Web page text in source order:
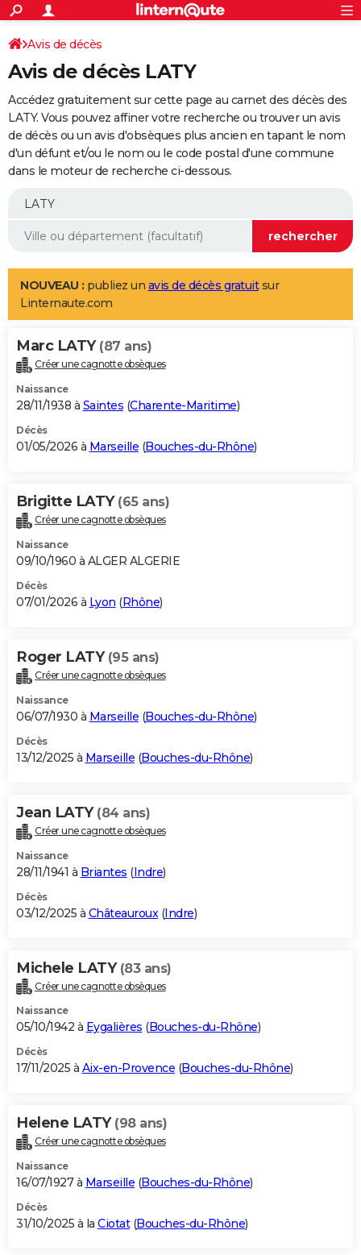
ACTUALITÉS
Politique
Société
Faits Divers
Education
Monde
Villes
+
SPORT
Coupe du monde 2026
Football
Tennis
Cyclisme
Rugby
Forum
Programme TV
TNTStreaming
Cinéma
Sorties cinéma
Musique
+
FINANCE
Retraite
Impôts
Epargne
Immobilier
Risques naturels par ville
Banque
Assurance
Crédit
AUTO
Essais
Réserver un essai
Citadines
Berlines
SUV
Forum auto
+
Mobiles
Meilleur smartphone
Internet
Ordinateurs
Jeux vidéo
Guide high-tech
Aménagement intérieur
LIFESTYLE
Art de vivre
Bien-être
Loisirs
Mode
Modes de vie
Alimentation
Guide de la santé
Maladies
Médicaments
Sommeil
VOYAGE
Destinations
City break
Voyage nature
Voyage de noces
Forum
Climat
+PHOTO
GUIDES D'ACHAT
BONS PLANS
Carte de Noël
Carte Bonne année
Carte Saint-Valentin
Carte Pâques
Carte d'anniversaire
DICTIONNAIRE
Dictionnaire
Biographies
Citations
Expressions
Proverbes
PROGRAMME TV
S'inscrire
Se connecter
Lycées
Collèges
Primaires
Universités
Entreprises
Service militaire
Avis de recherche
AVIS DE DÉCÈS
Bricolage
Lifestyle
Culture
Sport
Auto
Television
Voyage
Cinema
Avis de décès
Avis de décès LATY
Accédez gratuitement sur cette page au carnet des décès des
LATY. Vous pouvez affiner votre recherche ou trouver un avis
de décès ou un avis d'obsèques plus ancien en tapant le nom
d'un défunt et/ou le nom ou le code postal d'une commune
dans le moteur de recherche ci-dessous.
NOUVEAU : publiez un avis de décès gratuitsur
Linternaute.com
Marc LATY (87 ans)
Créer une cagnotte obsèques
Naissance
28/11/1938 à Saintes (Charente-Maritime)
Décès
01/05/2026 à Marseille (Bouches-du-Rhône)
Brigitte LATY (65 ans)
Créer une cagnotte obsèques
Naissance
09/10/1960 à ALGER ALGERIE
Décès
07/01/2026 à Lyon (Rhône)
Roger LATY (95 ans)
Créer une cagnotte obsèques
Naissance
06/07/1930 à Marseille (Bouches-du-Rhône)
Décès
13/12/2025 à Marseille (Bouches-du-Rhône)
Jean LATY (84 ans)
Créer une cagnotte obsèques
Naissance
28/11/1941 à Briantes (Indre)
Décès
03/12/2025 à Châteauroux (Indre)
Michele LATY (83 ans)
Créer une cagnotte obsèques
Naissance
05/10/1942 à Eygalières (Bouches-du-Rhône)
Décès
17/11/2025 à Aix-en-Provence (Bouches-du-Rhône)
Helene LATY (98 ans)
Créer une cagnotte obsèques
Naissance
16/07/1927 à Marseille (Bouches-du-Rhône)
Décès
31/10/2025 à la Ciotat(Bouches-du-Rhône)